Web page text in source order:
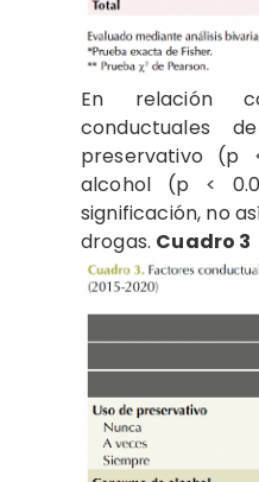
En relación
conductuales
preservativo (p
alcohol (p <
significación, no
drogas. Cuadro 3